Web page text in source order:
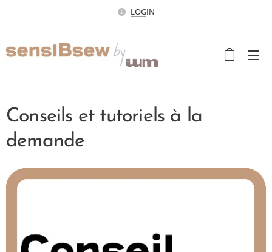
LOGIN
Conseils et tutoriels à la
demande